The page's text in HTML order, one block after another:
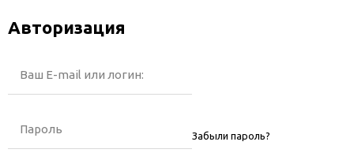
Авторизация
Ваш E-mail или логин:
Пароль Забыли пароль?